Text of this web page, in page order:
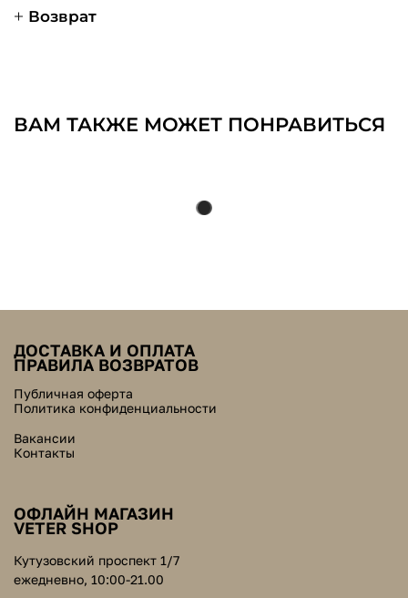
Возврат
ВАМ ТАКЖЕ МОЖЕТ ПОНРАВИТЬСЯ
ДОСТАВКА И ОПЛАТА
ПРАВИЛА ВОЗВРАТОВ
Публичная оферта
Политика конфиденциальности
Вакансии
Контакты
ОФЛАЙН МАГАЗИН
VETER SHOP
Кутузовский проспект 1/7
ежедневно, 10:00-21.00